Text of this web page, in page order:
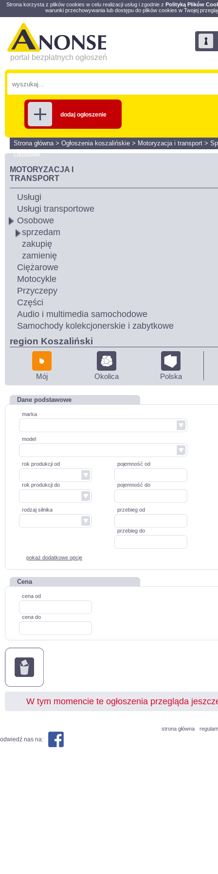
Strona korzysta z plików cookies w celu realizacji usług i zgodnie z Polityką Plików
warunki przechowywania lub dostępu do plików cookies w Twojej
portal bezpłatnych ogłoszeń
dodaj ogłoszenie
Strona główna> Ogłoszenia koszalińskie > Motoryzacja i transport >
Osobowe
MOTORYZACJA I
TRANSPORT
Usługi
Usługi transportowe
Osobowe
sprzedam
zakupię
zamienię
Ciężarowe
Motocykle
Przyczepy
Części
Audio i multimedia samochodowe
Samochody kolekcjonerskie i zabytkowe
region Koszaliński
Mój Okolica Polska
Dane podstawowe
marka
model
rok produkcji od
rok produkcji do
pojemność od
pojemność do
rodzaj silnika przebieg od
przebieg do
pokaż dodatkowe opcje
Cena
cena od
cena do
W tym momencie te ogłoszenia przegląda
strona główna
odwiedź nas na: